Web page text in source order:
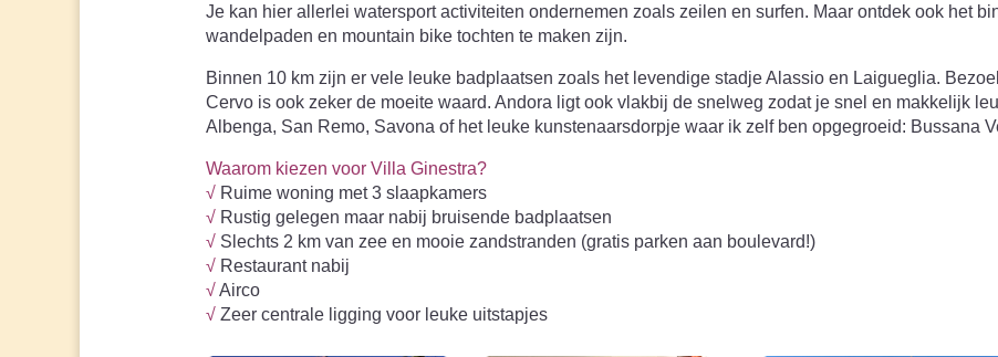
Je kan hier allerlei watersport activiteiten ondernemen zoals zeilen en surfen. Maar ontdek ook het
wandelpaden en mountain bike tochten te maken zijn.
Binnen 10 km zijn er vele leuke badplaatsen zoals het levendige stadje Alassio en Laigueglia.
Cervo is ook zeker de moeite waard. Andora ligt ook vlakbij de snelweg zodat je snel en makkelijk
Albenga, San Remo, Savona of het leuke kunstenaarsdorpje waar ik zelf ben opgegroeid: Bussana
Waarom kiezen voor Villa Ginestra?
√ Ruime woning met 3 slaapkamers
√ Rustig gelegen maar nabij bruisende badplaatsen
√ Slechts 2 km van zee en mooie zandstranden (gratis parken aan boulevard!)
√ Restaurant nabij
√Airco
√ Zeer centrale ligging voor leuke uitstapjes